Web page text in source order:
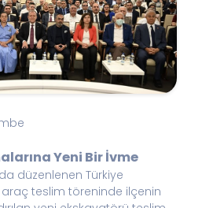
Yeni Bir İvme
düzenlenen Türkiye
araç teslim töreninde ilçenin